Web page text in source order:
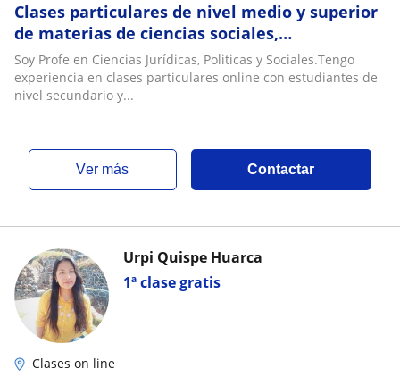
Clases particulares de nivel medio y superior
de materias de ciencias sociales,
historia,ciudadanía y participacion,entre
otras
Soy Profe en Ciencias Jurídicas, Politicas y Sociales.Tengo
experiencia en clases particulares online con estudiantes de
nivel secundario y...
ver más Contactar
1ª clase gratis
Urpi Quispe Huarca
Clases on line